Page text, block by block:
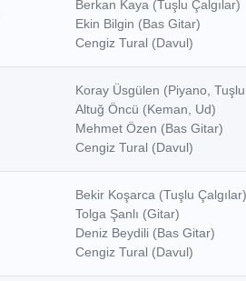
Berkan Kaya (Tuşlu Çalgılar)
Ekin Bilgin (Bas Gitar)
Cengiz Tural (Davul)
Koray Üsgülen (Piyano, Tuşlu
Altuğ Öncü (Keman, Ud)
Mehmet Özen (Bas Gitar)
Cengiz Tural (Davul)
Bekir Koşarca (Tuşlu Çalgılar)
Tolga Şanlı (Gitar)
Deniz Beydili (Bas Gitar)
Cengiz Tural (Davul)